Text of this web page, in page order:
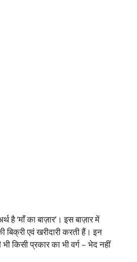
है ‘माँ का बाज़ार’। इस बाज़ार में
बिक्री एवं खरीदारी करती हैं। इन
किसी प्रकार का भी वर्ग – भेद नहीं